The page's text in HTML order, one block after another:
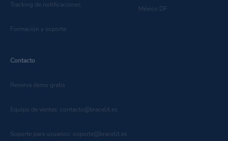
Tracking de notificaciones
Formación y soporte
México DF
Contacto
Reserva demo gratis
Equipo de ventas: contacto@bracelit.es
Soporte para usuarios: soporte@bracelit.es